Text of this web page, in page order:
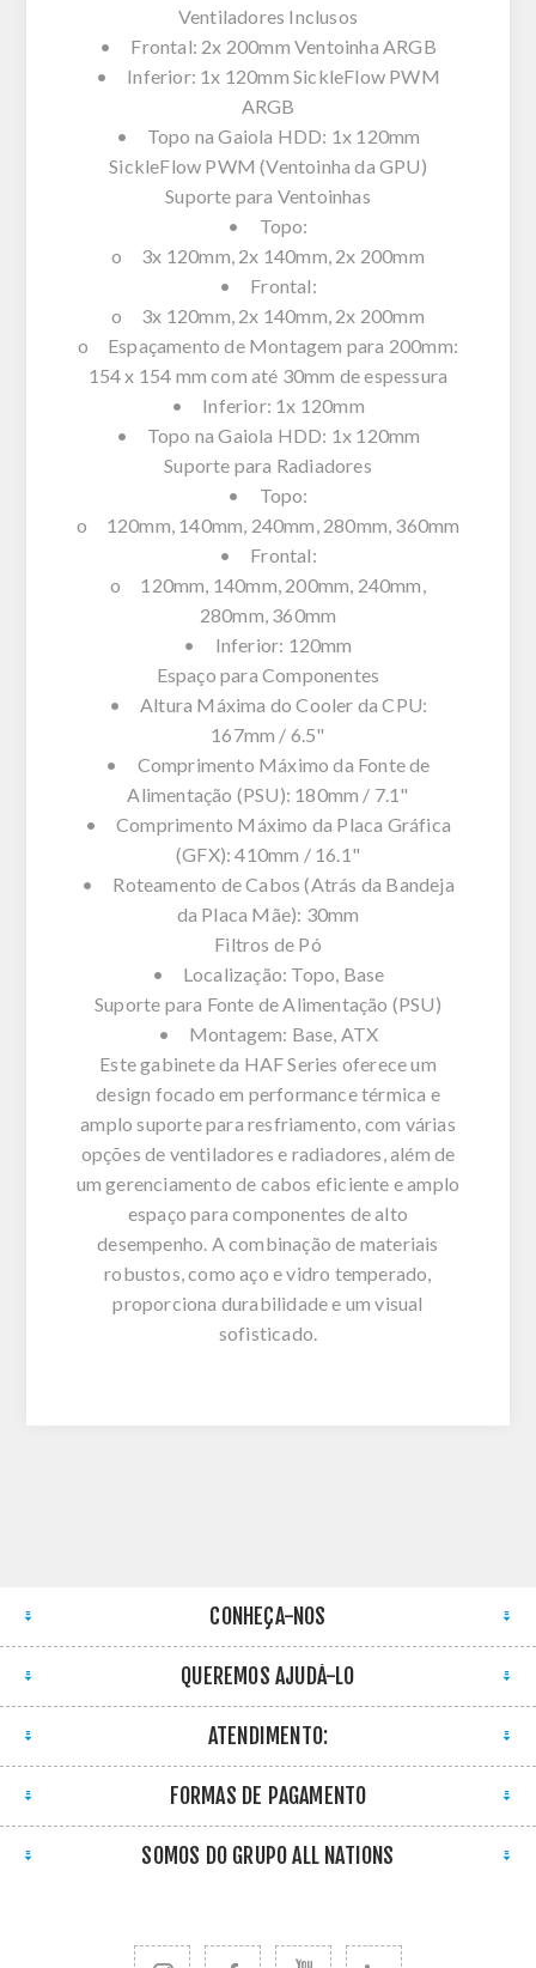
Ventiladores Inclusos
• Frontal: 2x 200mm Ventoinha ARGB
• Inferior: 1x 120mm SickleFlow PWM
ARGB
• Topo na Gaiola HDD: 1x 120mm
SickleFlow PWM (Ventoinha da GPU)
Suporte para Ventoinhas
• Topo:
o 3x 120mm, 2x 140mm, 2x 200mm
• Frontal:
o 3x 120mm, 2x 140mm, 2x 200mm
o Espaçamento de Montagem para 200mm:
154 x 154 mm com até 30mm de espessura
• Inferior: 1x 120mm
• Topo na Gaiola HDD: 1x 120mm
Suporte para Radiadores
• Topo:
o 120mm, 140mm, 240mm, 280mm, 360mm
• Frontal:
o 120mm, 140mm, 200mm, 240mm,
280mm, 360mm
• Inferior: 120mm
Espaço para Componentes
• Altura Máxima do Cooler da CPU:
167mm / 6.5"
• Comprimento Máximo da Fonte de
Alimentação (PSU): 180mm / 7.1"
• Comprimento Máximo da Placa Gráfica
(GFX): 410mm / 16.1"
• Roteamento de Cabos (Atrás da Bandeja
da Placa Mãe): 30mm
Filtros de Pó
• Localização: Topo, Base
Suporte para Fonte de Alimentação (PSU)
• Montagem: Base, ATX
Este gabinete da HAF Series oferece um
design focado em performance térmica e
amplo suporte para resfriamento, com várias
opções de ventiladores e radiadores, além de
um gerenciamento de cabos eficiente e amplo
espaço para componentes de alto
desempenho. A combinação de materiais
robustos, como aço e vidro temperado,
proporciona durabilidade e um visual
sofisticado.
CONHEÇA-NOS
QUEREMOS AJUDÁ-LO
ATENDIMENTO:
FORMAS DE PAGAMENTO
SOMOS DO GRUPO ALL NATIONS